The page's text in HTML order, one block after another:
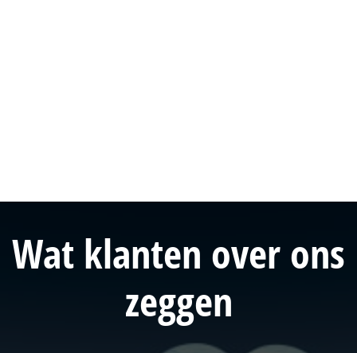
Wat klanten over ons
zeggen